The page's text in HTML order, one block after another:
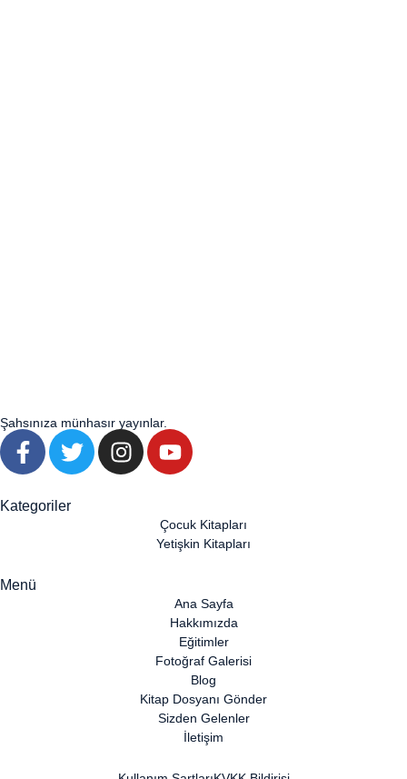
Şahsınıza münhasır yayınlar.
Kategoriler
Çocuk Kitapları
Yetişkin Kitapları
Menü
Ana Sayfa
Hakkımızda
Eğitimler
Fotoğraf Galerisi
Blog
Kitap Dosyanı Gönder
Sizden Gelenler
İletişim